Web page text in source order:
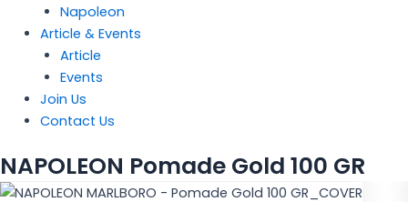
Napoleon
Article & Events
Article
Events
Join Us
Contact Us
NAPOLEON Pomade Gold 100 GR